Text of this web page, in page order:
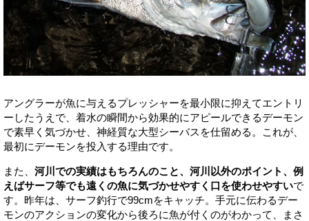
アングラーが魚に与えるプレッシャーを最小限に抑えてエントリ
ーしたうえで、着水の瞬間から効果的にアピールできるデーモン
で素早く気づかせ、神経質な大型シーバスを仕留める。これが、
最初にデーモンを投入する理由です。
また、 河川での実績はもちろんのこと、河川以外のポイント、例
えばサーフ等でも遠くの魚に気づかせやすく口を使わせやすいで
す。昨年は、サーフ釣行で99cmをキャッチ。手元に伝わるデー
モンのアクションの変化から後ろに魚が付くのがわかって、まさ